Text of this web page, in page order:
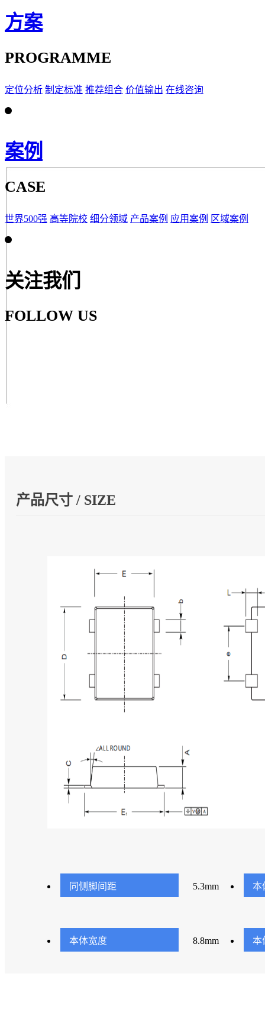
产品尺寸 / SIZE
同侧脚间距 5.3mm 本
本体宽度 8.8mm 本
方案
PROGRAMME
定位分析 制定标准 推荐组合 价值输出 在线咨询
案例
CASE
世界500强 高等院校 细分领域 产品案例 应用案例 区域案例
关注我们
FOLLOW US